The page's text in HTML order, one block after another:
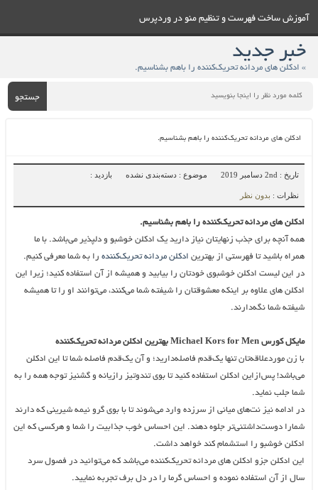
آموزش ساخت فهرست و تنظيم منو در وردپرس
خبر جدید
» ادکلن های مردانه تحریک‌کننده را باهم بشناسیم.
جستجو
ادکلن های مردانه تحریک‌کننده را باهم بشناسیم.
تاریخ : 2nd دسامبر 2019 موضوع : دسته‌بندی نشده بازدید :
نظرات : بدون نظر
ادکلن های مردانه تحریک‌کننده را باهم بشناسیم.
همه آنچه برای جذب زنهایتان نیاز دارید یک ادکلن خوشبو و دلپذیر می‌باشد. با ما
همراه باشید تا فهرستی از بهترین ادکلن مردانه تحریک‌کنندهرا به شما معرفی کنیم.
در این لیست ادکلن خوشبوی خودتان را بیابید و همیشه از آن استفاده کنید؛ زیرا این
ادکلن های علاوه بر اینکه معشوقتان را شیفته شما می‌کنند، می‌توانند او را تا همیشه
شیفته شما نگه‌دارند.
مایکل کورس Michael Kors for Menبهترین ادکلن مردانه تحریک‌کننده
با زن موردعلاقه‌تان تنها یک‌قدم فاصله‌دارید؛ و آن یک‌قدم فاصله شما تا این ادکلن
می‌باشد! پس‌ازاین ادکلن استفاده کنید تا بوی تندوتیز رازیانه و گشنیز توجه همه را به
شما جلب نماید.
در ادامه نیز نت‌های میانی از سرزده وارد می‌شوند تا با بوی گرو نیمه شیرینی که دارند
شمارا دوست‌داشتنی‌تر جلوه دهند. این احساس خوب جذابیت را شما و هرکسی که این
ادکلن خوشبو را استشمام کند خواهد داشت.
این ادکلن جزو ادکلن های مردانه تحریک‌کننده می‌باشد که می‌توانید در فصول سرد
سال از آن استفاده نموده و احساس گرما را در دل برف تجربه نمایید.